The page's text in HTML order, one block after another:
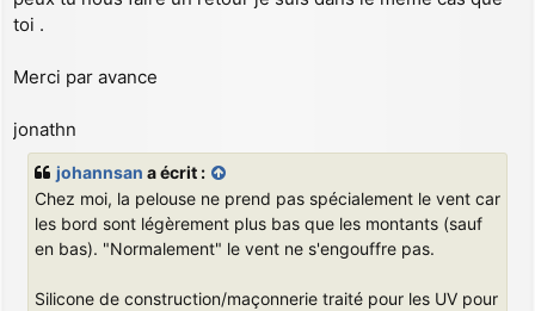
toi .
Merci par avance
jonathn
johannsan a écrit :
Chez moi, la pelouse ne prend pas spécialement le vent car
les bord sont légèrement plus bas que les montants (sauf
en bas). "Normalement" le vent ne s'engouffre pas.
Silicone de construction/maçonnerie traité pour les UV pour